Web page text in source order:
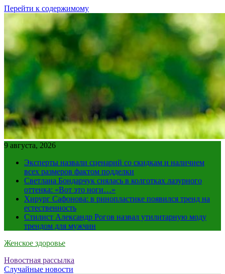
Перейти к содержимому
9 августа, 2026
Эксперты назвали сценарий со скидкам и наличием
всех размеров фактом подделки
Светлана Бондарчук снялась в колготках лазурного
оттенка: «Вот это ноги…»
Хирург Сафонова: в ринопластике появился тренд на
естественность
Стилист Александр Рогов назвал утилитарную моду
трендом для мужчин
Женское здоровье
Новостная рассылка
Случайные новости